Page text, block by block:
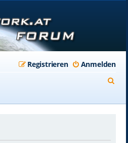
Anmelden
Registrieren